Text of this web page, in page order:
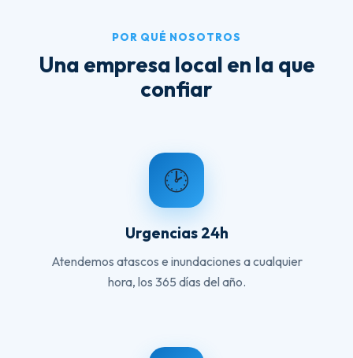
POR QUÉ NOSOTROS
Una empresa local en la que
confiar
🕑
Urgencias 24h
Atendemos atascos e inundaciones a cualquier
hora, los 365 días del año.